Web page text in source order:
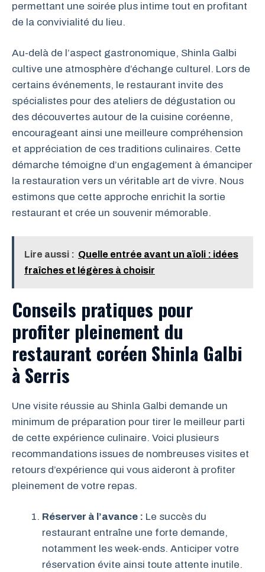
permettant une soirée plus intime tout en profitant
de la convivialité du lieu.
Au-delà de l’aspect gastronomique, Shinla Galbi
cultive une atmosphère d’échange culturel. Lors de
certains événements, le restaurant invite des
spécialistes pour des ateliers de dégustation ou
des découvertes autour de la cuisine coréenne,
encourageant ainsi une meilleure compréhension
et appréciation de ces traditions culinaires. Cette
démarche témoigne d’un engagement à émanciper
la restauration vers un véritable art de vivre. Nous
estimons que cette approche enrichit la sortie
restaurant et crée un souvenir mémorable.
Lire aussi : Quelle entrée avant un aïoli : idées
fraîches et légères à choisir
Conseils pratiques pour
profiter pleinement du
restaurant coréen Shinla Galbi
à Serris
Une visite réussie au Shinla Galbi demande un
minimum de préparation pour tirer le meilleur parti
de cette expérience culinaire. Voici plusieurs
recommandations issues de nombreuses visites et
retours d’expérience qui vous aideront à profiter
pleinement de votre repas.
Réserver à l’avance : Le succès du
restaurant entraîne une forte demande,
notamment les week-ends. Anticiper votre
réservation évite ainsi toute attente inutile.